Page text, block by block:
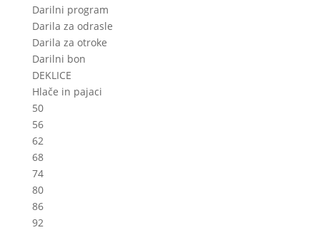
Darilni program
Darila za odrasle
Darila za otroke
Darilni bon
DEKLICE
Hlače in pajaci
50
56
62
68
74
80
86
92